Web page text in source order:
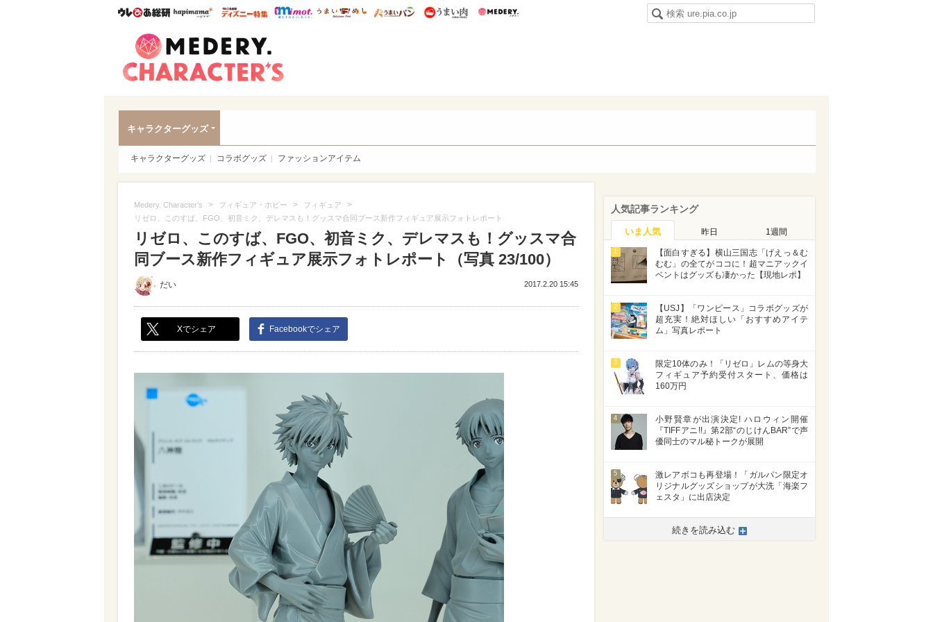
ウレぴあ総研ハピママ* ウレぴあ総研 ディズニー特集
mimot. うまいめし うまいパン うまい肉
キャラクターグッズ
キャラクターグッズ コラボグッズ ファッションアイテム
Medery. Character's > フィギュア・ホビー > フィギュア >
リゼロ、このすば、FGO、初音ミク、デレマスも！グッスマ合同ブース新作フィギュア展示フォトレポート
リゼロ、このすば、FGO、初音ミク、デレマスも！グッスマ合
同ブース新作フィギュア展示フォトレポート（写真 23/100）
だい 2017.2.20 15:45
Xでシェア Facebookでシェア
人気記事ランキング
いま人気 昨日 1週間
1
【面白すぎる】横山三国志「げえっ＆む
むむ」の全てがココに！超マニアックイ
ベントはグッズも凄かった【現地レポ】
2
【USJ】「ワンピース」コラボグッズが
超充実！絶対ほしい「おすすめアイテ
ム」写真レポート
3
限定10体のみ！「リゼロ」レムの等身大
フィギュア予約受付スタート、価格は
160万円
4
小野賢章が出演決定! ハロウィン開催
『TIFFアニ!!』第2部“のじけんBAR”で声
優同士のマル秘トークが展開
5
激レアボコも再登場！「ガルパン限定オ
リジナルグッズショップが大洗「海楽フ
ェスタ」に出店決定
続きを読み込む